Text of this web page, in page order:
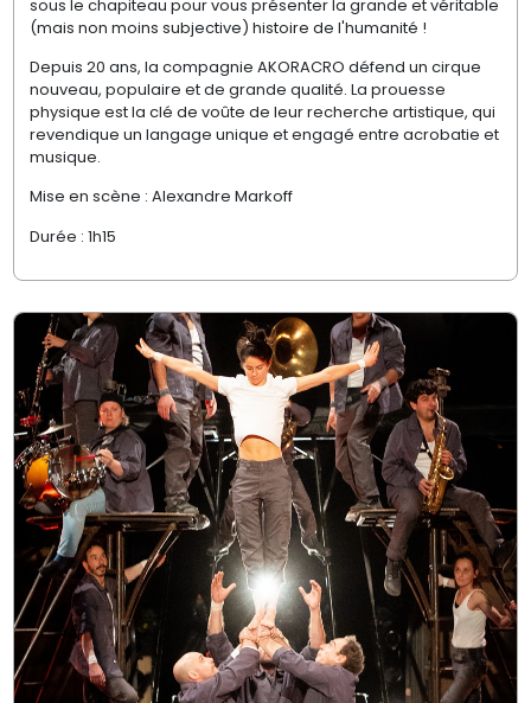
sous le chapiteau pour vous présenter la grande et véritable
(mais non moins subjective) histoire de l'humanité !
Depuis 20 ans, la compagnie AKORACRO défend un cirque
nouveau, populaire et de grande qualité. La prouesse
physique est la clé de voûte de leur recherche artistique, qui
revendique un langage unique et engagé entre acrobatie et
musique.
Mise en scène : Alexandre Markoff
Durée : 1h15